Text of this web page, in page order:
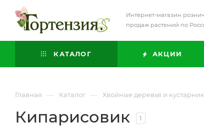
Интернет-магазин
продаж растений по
КАТАЛОГ АКЦИИ
Главная — Каталог — Хвойные деревья и
Кипарисовик 1